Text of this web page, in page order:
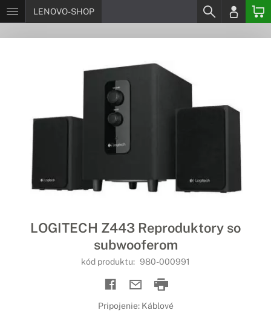
LENOVO-SHOP
LOGITECH Z443 Reproduktory so
subwooferom
kód produktu: 980-000991
Pripojenie: Káblové